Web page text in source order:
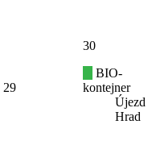
29
30
BIO-
kontejner
Újezd
Hrad